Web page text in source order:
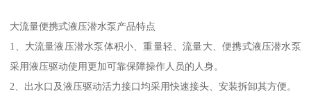
大流量便携式液压潜水泵产品特点
1、大流量液压潜水泵体积小、重量轻、流量大、便携式液压潜水泵
采用液压驱动使用更加可靠保障操作人员的人身。
2、出水口及液压驱动活力接口均采用快速接头、安装拆卸其方便。